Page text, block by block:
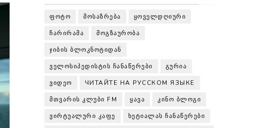
ᲤᲝᲢᲝ ᲛᲝᲡᲐᲖᲠᲔᲑᲐ ᲧᲝᲕᲔᲚᲓᲦᲘᲣᲠᲘ
ᲩᲐᲠᲘᲠᲐᲛᲐ ᲛᲝᲒᲖᲐᲣᲠᲝᲑᲐ
ᲯᲘᲑᲘᲡ ᲑᲚᲝᲙᲜᲝᲢᲘᲓᲐᲜ
ᲕᲔᲚᲝᲡᲘᲞᲔᲓᲘᲡᲢᲘᲡ ᲩᲐᲜᲐᲬᲔᲠᲔᲑᲘ ᲒᲣᲠᲘᲐ
ᲕᲘᲓᲔᲝ ЧИТАЙТЕ НА РУССКОМ ЯЗЫКЕ
ᲛᲗᲕᲐᲠᲘᲡ ᲙᲚᲣᲑᲘ FM ᲧᲐᲕᲐ ᲙᲘᲜᲝ ᲑᲚᲝᲒᲘ
ᲕᲘᲠᲢᲣᲐᲚᲣᲠᲘ ᲙᲐᲤᲔ ᲮᲔᲢᲘᲐᲚᲐᲡ ᲩᲐᲜᲐᲬᲔᲠᲔᲑᲘ